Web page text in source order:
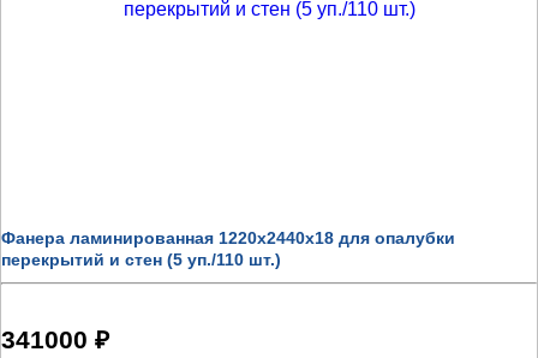
Фанера ламинированная 1220x2440x18 для опалубки
перекрытий и стен (5 уп./110 шт.)
341000 ₽